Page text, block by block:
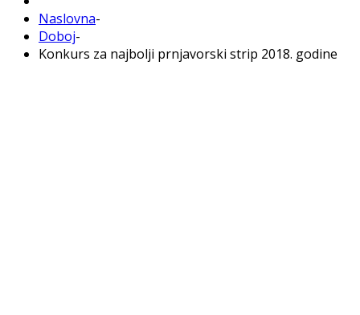
Naslovna-
Doboj-
Konkurs za najbolji prnjavorski strip 2018. godine